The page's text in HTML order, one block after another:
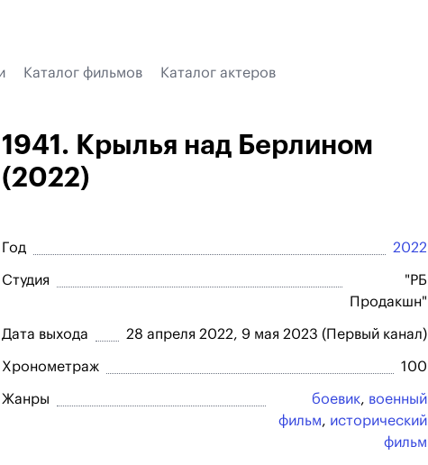
Каталог фильмов Каталог актеров
1941. Крылья над Берлином
(2022)
Год 2022
Студия
"РБ
Продакшн"
Дата выхода 28 апреля 2022, 9 мая 2023 (Первый канал)
Хронометраж 100
Жанры боевик, военный
фильм, исторический
фильм